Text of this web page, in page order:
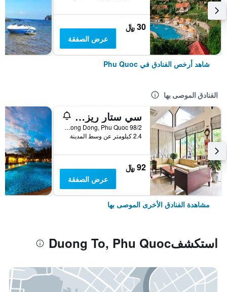
30 ﷼
عرض الصفقة
شاهد أرخص الفنادق في Phu Quoc
الفنادق الموصى بها
سي ستار ريزورت فو كواك
98/2 Tran Hung Dao Str, Duong Dong, Phu Quoc, فيتنام
2.4 كيلومتر عن وسط المدينة
92 ﷼
عرض الصفقة
مشاهدة الفنادق الأخرى الموصى بها
استكشفDuong To, Phu Quoc